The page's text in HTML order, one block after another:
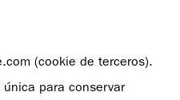
(cookie de terceros).
para conservar